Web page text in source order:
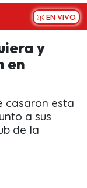
EN VIVO
y
en
casaron esta
a sus
de la